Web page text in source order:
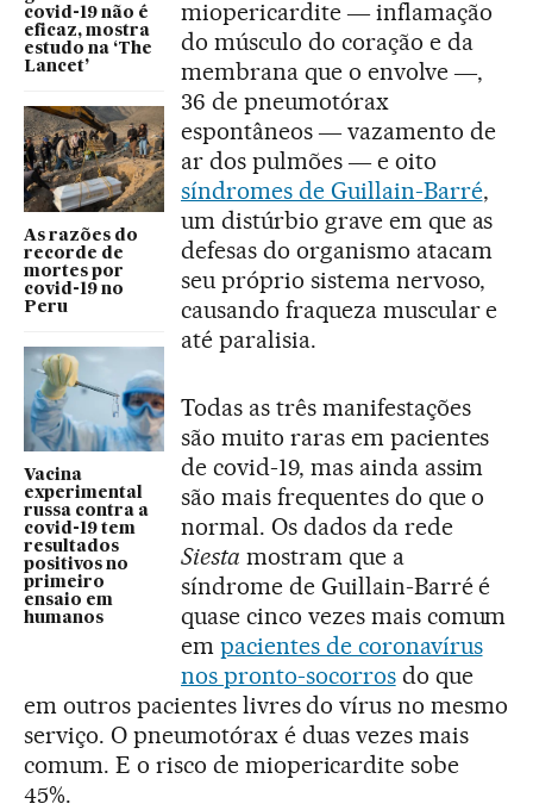
covid-19 não é
eficaz, mostra
estudo na ‘The
Lancet’
As razões do
recorde de
mortes por
covid-19 no
Peru
Vacina
experimental
russa contra a
covid-19 tem
resultados
positivos no
primeiro
ensaio em
humanos
miopericardite ― inflamação
do músculo do coração e da
membrana que o envolve ―,
36 de pneumotórax
espontâneos ― vazamento de
ar dos pulmões ― e oito
síndromes de Guillain-Barré,
um distúrbio grave em que as
defesas do organismo atacam
seu próprio sistema nervoso,
causando fraqueza muscular e
até paralisia.
Todas as três manifestações
são muito raras em pacientes
de covid-19, mas ainda assim
são mais frequentes do que o
normal. Os dados da rede
Siesta mostram que a
síndrome de Guillain-Barré é
quase cinco vezes mais comum
em pacientes de coronavírus
nos pronto-socorrosdo que
em outros pacientes livres do vírus no mesmo
serviço. O pneumotórax é duas vezes mais
comum. E o risco de miopericardite sobe
45%.